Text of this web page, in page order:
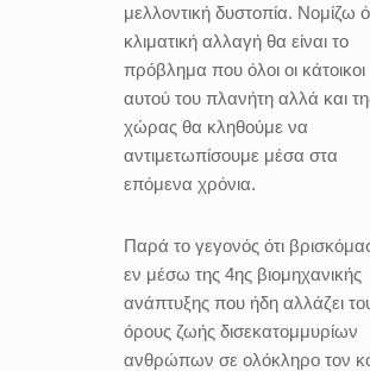
μελλοντική δυστοπία. Νομίζω
κλιματική αλλαγή θα είναι το
πρόβλημα που όλοι οι κάτοικοι
αυτού του πλανήτη αλλά και
χώρας θα κληθούμε να
αντιμετωπίσουμε μέσα στα
επόμενα χρόνια.
Παρά το γεγονός ότι
εν μέσω της 4ης βιομηχανικής
ανάπτυξης που ήδη αλλάζει
όρους ζωής δισεκατομμυρίων
ανθρώπων σε ολόκληρο τον